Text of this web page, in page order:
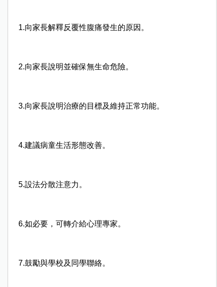
1.向家長解釋反覆性腹痛發生的原因。
2.向家長說明並確保無生命危險。
3.向家長說明治療的目標及維持正常功能。
4.建議病童生活形態改善。
5.設法分散注意力。
6.如必要，可轉介給心理專家。
7.鼓勵與學校及同學聯絡。